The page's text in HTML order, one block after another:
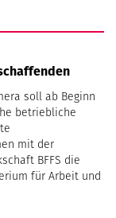
soll ab Beginn
betriebliche
mit der
BFFS die
für Arbeit und